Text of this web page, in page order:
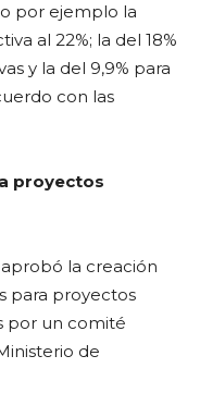
por ejemplo la
al 22%; la del 18%
y la del 9,9% para
con las
proyectos
la creación
para proyectos
por un comité
de